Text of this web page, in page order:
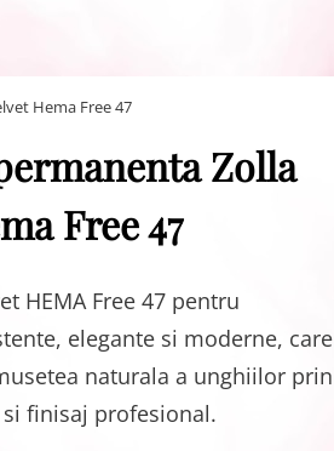
Hema Free 47
Zolla
Free 47
HEMA Free 47 pentru
elegante si moderne, care
naturala a unghiilor prin
finisaj profesional.